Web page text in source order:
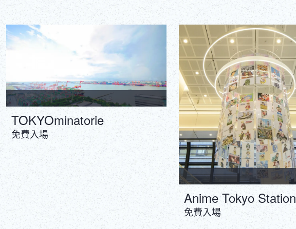
TOKYOminatorie
免費入場
Anime Tokyo Station
免費入場